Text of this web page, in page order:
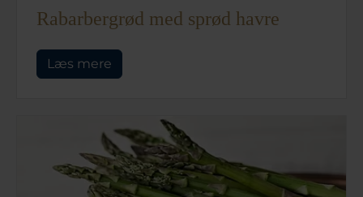
Rabarbergrød med sprød havre
Læs mere